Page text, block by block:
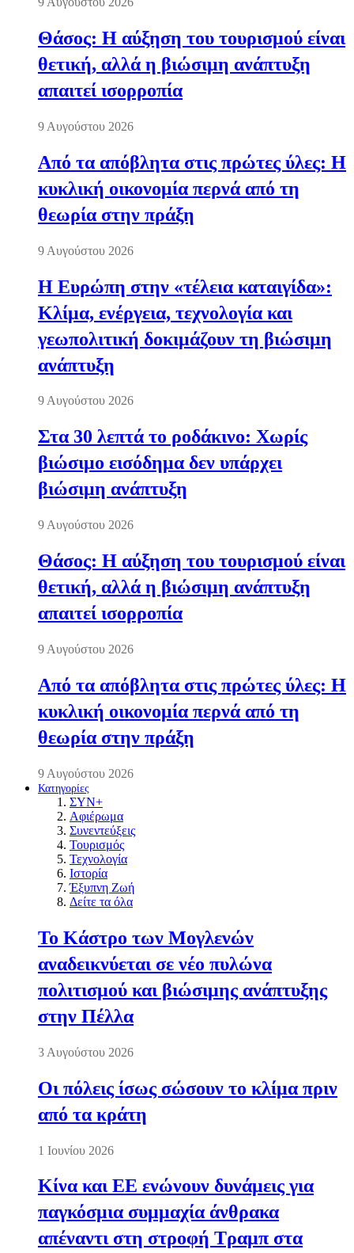
Θάσος: Η αύξηση του τουρισμού είναι
θετική, αλλά η βιώσιμη ανάπτυξη
απαιτεί ισορροπία
9 Αυγούστου 2026
Από τα απόβλητα στις πρώτες ύλες: Η
κυκλική οικονομία περνά από τη
θεωρία στην πράξη
9 Αυγούστου 2026
Η Ευρώπη στην «τέλεια καταιγίδα»:
Κλίμα, ενέργεια, τεχνολογία και
γεωπολιτική δοκιμάζουν τη βιώσιμη
ανάπτυξη
9 Αυγούστου 2026
Στα 30 λεπτά το ροδάκινο: Χωρίς
βιώσιμο εισόδημα δεν υπάρχει
βιώσιμη ανάπτυξη
9 Αυγούστου 2026
Θάσος: Η αύξηση του τουρισμού είναι
θετική, αλλά η βιώσιμη ανάπτυξη
απαιτεί ισορροπία
9 Αυγούστου 2026
Από τα απόβλητα στις πρώτες ύλες: Η
κυκλική οικονομία περνά από τη
θεωρία στην πράξη
9 Αυγούστου 2026
Κατηγορίες
ΣΥΝ+
Αφιέρωμα
Συνεντεύξεις
Τουρισμός
Τεχνολογία
Ιστορία
Έξυπνη Ζωή
Δείτε τα όλα
Το Κάστρο των Μογλενών
αναδεικνύεται σε νέο πυλώνα
πολιτισμού και βιώσιμης ανάπτυξης
στην Πέλλα
3 Αυγούστου 2026
Οι πόλεις ίσως σώσουν το κλίμα πριν
από τα κράτη
1 Ιουνίου 2026
Κίνα και ΕΕ ενώνουν δυνάμεις για
παγκόσμια συμμαχία άνθρακα
απέναντι στη στροφή Τραμπ στα